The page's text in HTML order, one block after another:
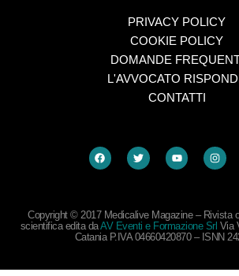
PRIVACY POLICY
COOKIE POLICY
DOMANDE
L'AVVOCATO
CONTATTI
Copyright © 2017 Medicalive Magazine – Rivista
scientifica edita daAV Eventi e Formazione Srl Via
Catania P.IVA 04660420870 – ISNN